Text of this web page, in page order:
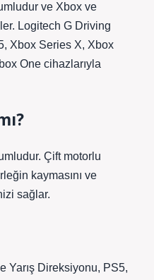
ve Xbox ve
Logitech G Driving
Xbox Series X, Xbox
One cihazlarıyla
Çift motorlu
kaymasını ve
sağlar.
Yarış Direksiyonu, PS5,